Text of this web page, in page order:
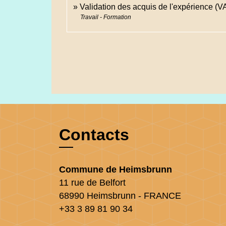
Validation des acquis de l'expérience
Travail - Formation
Contacts
Commune de Heimsbrunn
11 rue de Belfort
68990 Heimsbrunn - FRANCE
+33 3 89 81 90 34